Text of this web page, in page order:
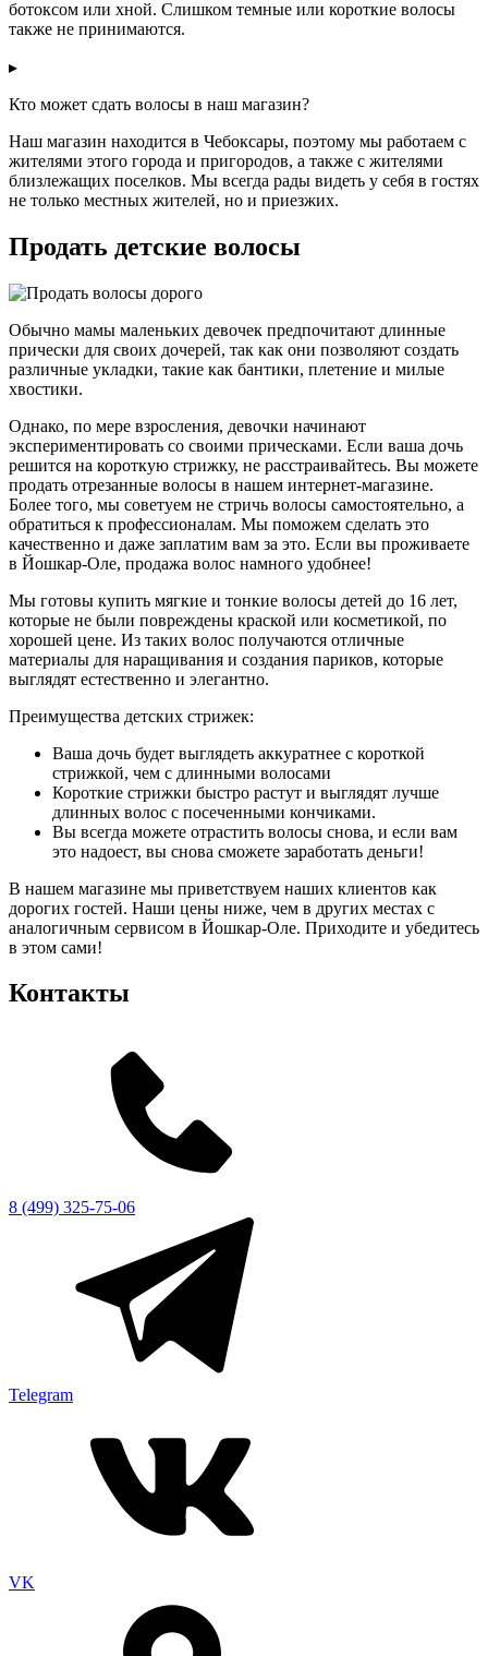
ботоксом или хной. Слишком темные или короткие волосы
также не принимаются.
▸
Кто может сдать волосы в наш магазин?
Наш магазин находится в Чебоксары, поэтому мы работаем с
жителями этого города и пригородов, а также с жителями
близлежащих поселков. Мы всегда рады видеть у себя в гостях
не только местных жителей, но и приезжих.
Продать детские волосы
Обычно мамы маленьких девочек предпочитают длинные
прически для своих дочерей, так как они позволяют создать
различные укладки, такие как бантики, плетение и милые
хвостики.
Однако, по мере взросления, девочки начинают
экспериментировать со своими прическами. Если ваша дочь
решится на короткую стрижку, не расстраивайтесь. Вы можете
продать отрезанные волосы в нашем интернет-магазине.
Более того, мы советуем не стричь волосы самостоятельно, а
обратиться к профессионалам. Мы поможем сделать это
качественно и даже заплатим вам за это. Если вы проживаете
в Йошкар-Оле, продажа волос намного удобнее!
Мы готовы купить мягкие и тонкие волосы детей до 16 лет,
которые не были повреждены краской или косметикой, по
хорошей цене. Из таких волос получаются отличные
материалы для наращивания и создания париков, которые
выглядят естественно и элегантно.
Преимущества детских стрижек:
Ваша дочь будет выглядеть аккуратнее с короткой
стрижкой, чем с длинными волосами
Короткие стрижки быстро растут и выглядят лучше
длинных волос с посеченными кончиками.
Вы всегда можете отрастить волосы снова, и если вам
это надоест, вы снова сможете заработать деньги!
В нашем магазине мы приветствуем наших клиентов как
дорогих гостей. Наши цены ниже, чем в других местах с
аналогичным сервисом в Йошкар-Оле. Приходите и убедитесь
в этом сами!
Контакты
8 (499) 325-75-06
Telegram
VK